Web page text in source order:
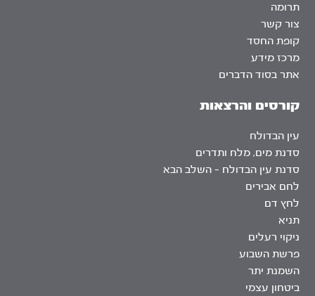
תרומה
צור קשר
קופת החסד
מרכז מידע
אתר בסוד הדברים
קורסים והרצאות
עין הבדולח
סדנת מים, מלח ותדרים
סדנת עין הבדולח – השלב הבא
לחם אבירים
לחץ דם
תניא
ניקוי רעלים
פרשת השבוע
השמנת יתר
ביטחון עצמי